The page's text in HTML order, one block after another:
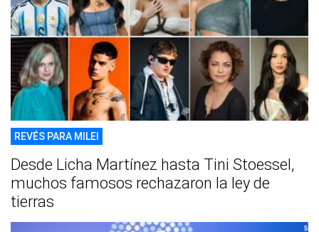
REVÉS PARA MILEI
Desde Licha Martínez hasta Tini Stoessel,
muchos famosos rechazaron la ley de
tierras